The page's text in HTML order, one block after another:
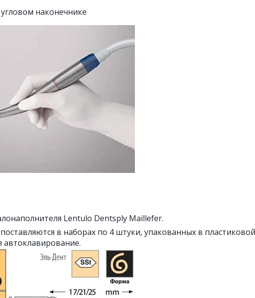
наконечнике
Lentulo Dentsply Maillefer.
в наборах по 4 штуки, упакованных в
автоклавирование.